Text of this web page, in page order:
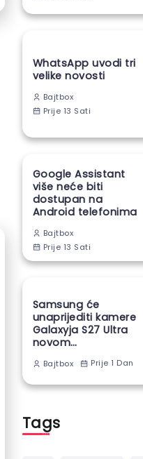
WhatsApp uvodi tri
velike novosti
Bajtbox
Prije 13 Sati
Google Assistant
više neće biti
dostupan na
Android telefonima
Bajtbox
Prije 13 Sati
Samsung će
unaprijediti kamere
Galaxyja S27 Ultra
novom
tehnikom
Bajtbox Prije 1 Dan
Tags